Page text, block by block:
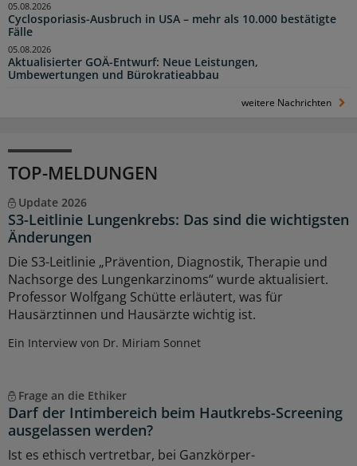
Cyclosporiasis-Ausbruch in USA – mehr als 10.000 bestätigte
Fälle
05.08.2026
Aktualisierter GOÄ-Entwurf: Neue Leistungen,
Umbewertungen und Bürokratieabbau
05.08.2026
weitere Nachrichten
TOP-MELDUNGEN
Update 2026
S3-Leitlinie Lungenkrebs: Das sind die wichtigsten
Änderungen
Die S3-Leitlinie „Prävention, Diagnostik, Therapie und
Nachsorge des Lungenkarzinoms“ wurde aktualisiert.
Professor Wolfgang Schütte erläutert, was für
Hausärztinnen und Hausärzte wichtig ist.
Ein Interview von Dr. Miriam Sonnet
Frage an die Ethiker
Darf der Intimbereich beim Hautkrebs-Screening
ausgelassen werden?
Ist es ethisch vertretbar, bei Ganzkörper-